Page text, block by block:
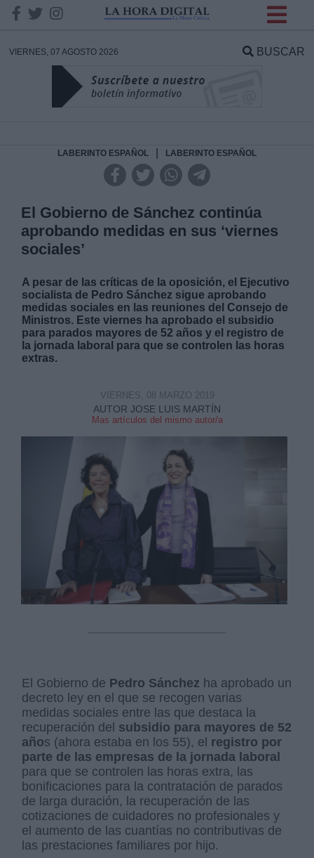
VIERNES, 07 AGOSTO 2026 BUSCAR
LABERINTO ESPAÑOL LABERINTO ESPAÑOL
El Gobierno de Sánchez continúa
aprobando medidas en sus ‘viernes
sociales’
A pesar de las críticas de la oposición, el Ejecutivo
socialista de Pedro Sánchez sigue aprobando
medidas sociales en las reuniones del Consejo de
Ministros. Este viernes ha aprobado el subsidio
para parados mayores de 52 años y el registro de
la jornada laboral para que se controlen las horas
extras.
AUTOR JOSE LUIS MARTÍN
Mas artículos del mismo autor/a
VIERNES, 08 MARZO 2019
El Gobierno de Pedro Sánchez ha aprobado un
decreto ley en el que se recogen varias
medidas sociales entre las que destaca la
recuperación del subsidio para mayores de 52
años (ahora estaba en los 55), el registro por
parte de las empresas de la jornada laboral
para que se controlen las horas extra, las
bonificaciones para la contratación de parados
de larga duración, la recuperación de las
cotizaciones de cuidadores no profesionales y
el aumento de las cuantías no contributivas de
las prestaciones familiares por hijo.
DATOS
Responsable:
Legitimación:
Destinatarios:
Información adicional